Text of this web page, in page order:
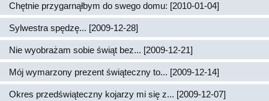
Chętnie przygarnąłbym do swego domu: [2010-01-04]
Sylwestra spędzę... [2009-12-28]
Nie wyobrażam sobie świąt bez... [2009-12-21]
Mój wymarzony prezent świąteczny to... [2009-12-14]
Okres przedświąteczny kojarzy mi się z... [2009-12-07]